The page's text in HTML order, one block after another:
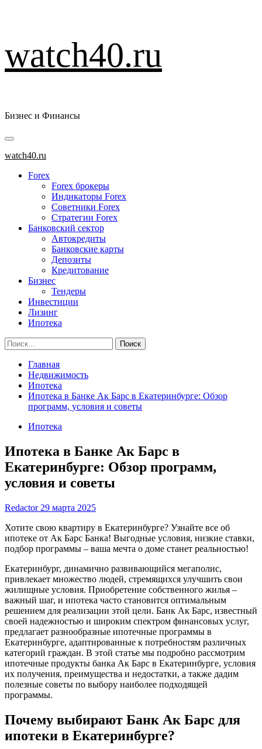
к
содержимому
watch40.ru
Бизнес и Финансы
Основное
меню
watch40.ru
Forex
Forex брокеры
Индикаторы Forex
Советники Forex
Стратегии Forex
Банковский сектор
Автокредиты
Банковские карты
Депозиты
Кредитование
Бизнес
Тендеры
Инвестиции
Лизинг
Ипотека
Найти:
Главная
Недвижимость
Ипотека
Ипотека в Банке Ак Барс в Екатеринбурге: Обзор
программ, условия и советы
Ипотека
Ипотека в Банке Ак Барс в
Екатеринбурге: Обзор программ,
условия и советы
Redactor 29 марта 2025
Хотите свою квартиру в Екатеринбурге? Узнайте все об
ипотеке от Ак Барс Банка! Выгодные условия, низкие ставки,
подбор программы – ваша мечта о доме станет реальностью!
Екатеринбург, динамично развивающийся мегаполис,
привлекает множество людей, стремящихся улучшить свои
жилищные условия. Приобретение собственного жилья –
важный шаг, и ипотека часто становится оптимальным
решением для реализации этой цели. Банк Ак Барс, известный
своей надежностью и широким спектром финансовых услуг,
предлагает разнообразные ипотечные программы в
Екатеринбурге, адаптированные к потребностям различных
категорий граждан. В этой статье мы подробно рассмотрим
ипотечные продукты банка Ак Барс в Екатеринбурге, условия
их получения, преимущества и недостатки, а также дадим
полезные советы по выбору наиболее подходящей
программы.
Почему выбирают Банк Ак Барс для
ипотеки в Екатеринбурге?